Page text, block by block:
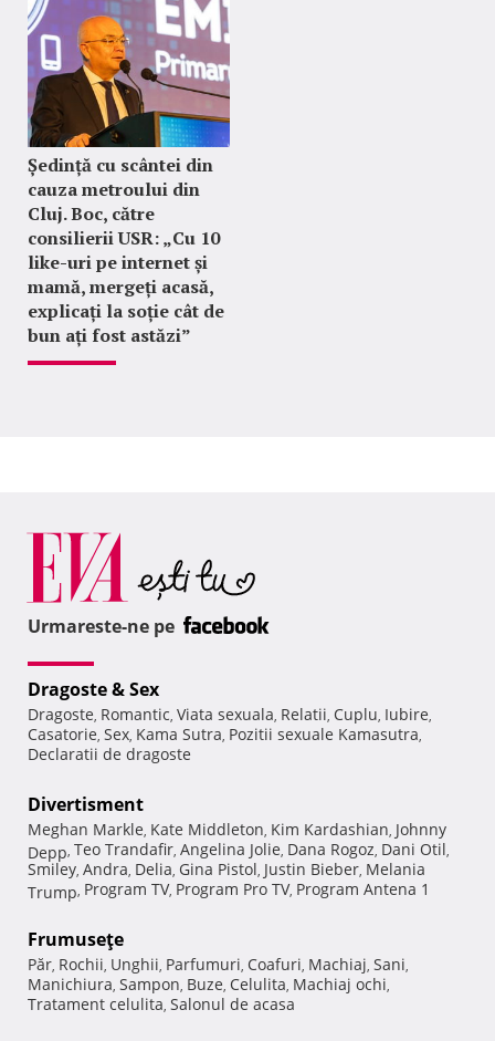
Ședință cu scântei din
cauza metroului din
Cluj. Boc, către
consilierii USR: „Cu 10
like-uri pe internet și
mamă, mergeți acasă,
explicați la soție cât de
bun ați fost astăzi”
Urmareste-ne pe
Dragoste & Sex
Dragoste, Romantic, Viata sexuala, Relatii, Cuplu, Iubire,
Casatorie, Sex, Kama Sutra, Pozitii sexuale Kamasutra,
Declaratii de dragoste
Divertisment
Meghan Markle, Kate Middleton, Kim Kardashian, Johnny
Depp, Teo Trandafir, Angelina Jolie, Dana Rogoz, Dani Otil,
Smiley, Andra, Delia, Gina Pistol, Justin Bieber, Melania
Trump, Program TV, Program Pro TV, Program Antena 1
Frumuseţe
Păr, Rochii, Unghii, Parfumuri, Coafuri, Machiaj, Sani,
Manichiura, Sampon, Buze, Celulita, Machiaj ochi,
Tratament celulita, Salonul de acasa